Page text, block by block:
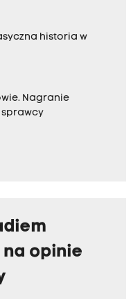
historia w
Nagranie
sprawcy
na opinie